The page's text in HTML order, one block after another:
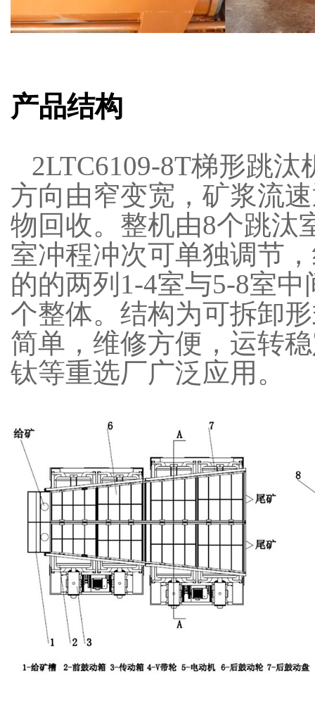
产品结构
2LTC6109-8T梯形跳
方向由窄变宽，矿浆流
物回收。整机由8个跳汰
室冲程冲次可单独调节
的的两列1-4室与5-8室
个整体。结构为可拆卸
简单，维修方便，运转
钛等重选厂广泛应用。